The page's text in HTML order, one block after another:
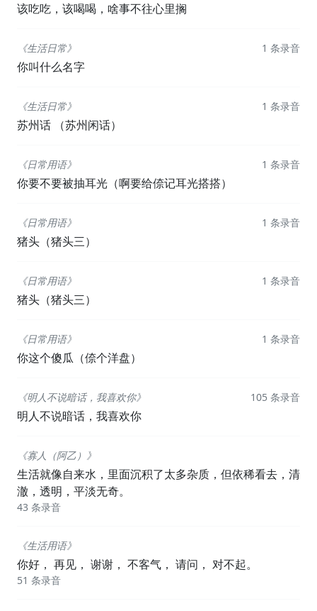
该吃吃，该喝喝，啥事不往心里搁
《生活日常》
你叫什么名字
1 条录音
《生活日常》
苏州话 （苏州闲话）
1 条录音
《日常用语》
你要不要被抽耳光（啊要给倷记耳光搭搭）
1 条录音
《日常用语》
猪头（猪头三）
1 条录音
《日常用语》
猪头（猪头三）
1 条录音
《日常用语》
你这个傻瓜（倷个洋盘）
1 条录音
《明人不说暗话，我喜欢你》
明人不说暗话，我喜欢你
105 条录音
《寡人（阿乙）》
生活就像自来水，里面沉积了太多杂质，但依稀看去，清
澈，透明，平淡无奇。
43 条录音
《生活用语》
你好， 再见， 谢谢， 不客气， 请问， 对不起。
51 条录音